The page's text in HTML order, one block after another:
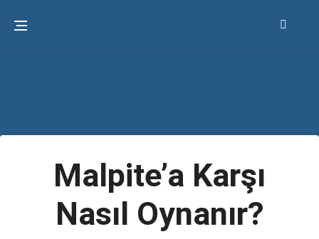
Malpite’a Karşı
Nasıl Oynanır?